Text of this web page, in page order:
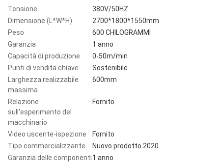
Tensione
380V/50HZ
Dimensione (L*W*H)
2700*1800*1550mm
Peso
600 CHILOGRAMMI
Garanzia
1 anno
Capacità di produzione
0-50m/min
Punti di vendita chiave
Sostenibile
Larghezza realizzabile
massima
600mm
Relazione
sull'esperimento del
macchinario
Fornito
Video uscente-ispezione
Fornito
Tipo commercializzante
Nuovo prodotto 2020
Garanzia delle componenti1 anno